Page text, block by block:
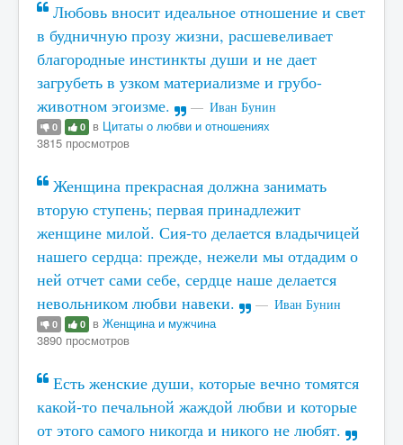
Любовь вносит идеальное отношение и свет
в будничную прозу жизни, расшевеливает
благородные инстинкты души и не дает
загрубеть в узком материализме и грубо-
животном эгоизме.
Иван Бунин
0 0 в Цитаты о любви и отношениях
3815 просмотров
Женщина прекрасная должна занимать
вторую ступень; первая принадлежит
женщине милой. Сия-то делается владычицей
нашего сердца: прежде, нежели мы отдадим о
ней отчет сами себе, сердце наше делается
невольником любви навеки.
Иван Бунин
0 0 в Женщина и мужчина
3890 просмотров
Есть женские души, которые вечно томятся
какой-то печальной жаждой любви и которые
от этого самого никогда и никого не любят.